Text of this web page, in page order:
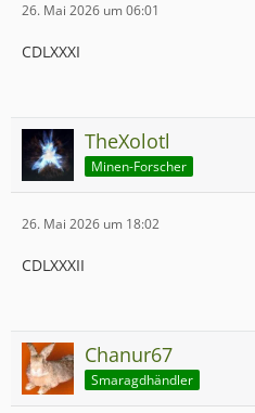
26. Mai 2026 um 06:01
CDLXXXI
TheXolotl
Minen-Forscher
26. Mai 2026 um 18:02
CDLXXXII
Chanur67
Smaragdhändler